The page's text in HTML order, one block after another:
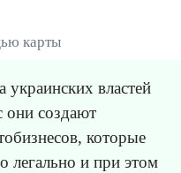
карты
властей
они создают
которые
легально и при этом